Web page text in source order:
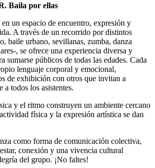
Baila por ellas
un espacio de encuentro, expresión y
A través de un recorrido por distintos
baile urbano, sevillanas, zumba, danza
, se ofrece una experiencia diversa y
sumarse públicos de todas las edades. Cada
lenguaje corporal y emocional,
de exhibición con otros que invitan a
a todos los asistentes.
y el ritmo construyen un ambiente cercano
física y la expresión artística se dan
como forma de comunicación colectiva,
conexión y una vivencia cultural
del grupo. ¡No faltes!